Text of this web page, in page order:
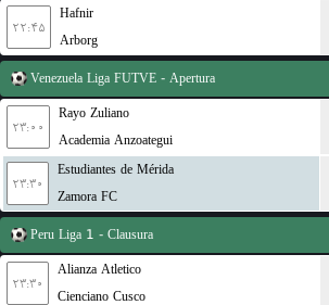
۲۲:۴۵
Hafnir
Arborg
Venezuela Liga FUTVE - Apertura
۲۳:۰۰
Rayo Zuliano
Academia Anzoategui
۲۳:۳۰
Estudiantes de Mérida
Zamora FC
Peru Liga 1 - Clausura
۲۳:۳۰
Alianza Atletico
Cienciano Cusco